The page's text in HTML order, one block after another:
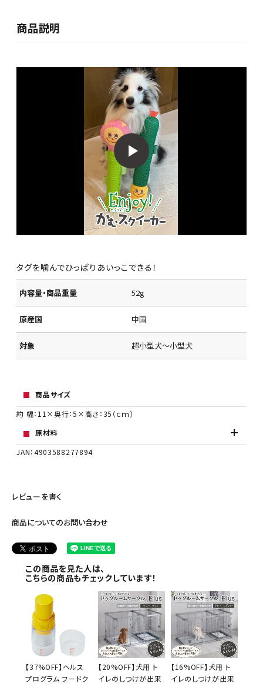
商品説明
タグを噛んでひっぱりあいっこできる！
内容量・商品重量 52g
原産国 中国
対象 超小型犬～小型犬
商品サイズ
約 幅：11×奥行：5×高さ：35（ｃｍ）
原材料
JAN：4903588277894
レビューを書く
商品についてのお問い合わせ
この商品を見た人は、
こちらの商品もチェックしています！
【37%OFF】ヘルス
プログラム フードク
【20%OFF】犬用 ト
イレのしつけが出来
【16%OFF】犬用 ト
イレのしつけが出来